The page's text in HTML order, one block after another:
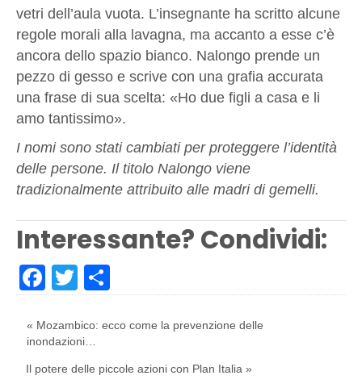
vetri dell’aula vuota. L’insegnante ha scritto alcune
regole morali alla lavagna, ma accanto a esse c’è
ancora dello spazio bianco. Nalongo prende un
pezzo di gesso e scrive con una grafia accurata
una frase di sua scelta: «Ho due figli a casa e li
amo tantissimo».
I nomi sono stati cambiati per proteggere l’identità
delle persone. Il titolo Nalongo viene
tradizionalmente attribuito alle madri di gemelli.
Interessante? Condividi:
Facebook
Twitter
« Mozambico: ecco come la prevenzione delle
inondazioni…
Il potere delle piccole azioni con Plan Italia »